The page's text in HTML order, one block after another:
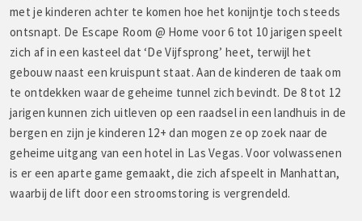
met je kinderen achter te komen hoe het konijntje toch steeds
ontsnapt. De Escape Room @ Home voor 6 tot 10 jarigen speelt
zich af in een kasteel dat ‘De Vijfsprong’ heet, terwijl het
gebouw naast een kruispunt staat. Aan de kinderen de taak om
te ontdekken waar de geheime tunnel zich bevindt. De 8 tot 12
jarigen kunnen zich uitleven op een raadsel in een landhuis in de
bergen en zijn je kinderen 12+ dan mogen ze op zoek naar de
geheime uitgang van een hotel in Las Vegas. Voor volwassenen
is er een aparte game gemaakt, die zich afspeelt in Manhattan,
waarbij de lift door een stroomstoring is vergrendeld.